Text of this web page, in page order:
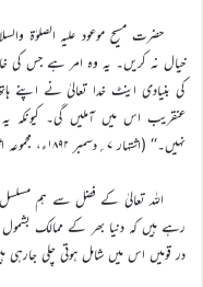
حضرت مسیح موعود علیہ الصلوٰۃ
خیال نہ کریں۔ یہ وہ امر ہے جس کی
کی بنیادی اینٹ خدا تعالیٰ نے اپنے
عنقریب اس میں آملیں گی۔
نہیں۔‘‘ (اشتہار ۷؍دسمبر ۱۸۹۲ء، مجموعہ اشتہارات جلد ۱ صفحہ ۳۶۱، ایڈیشن ۲۰۱۹ء)
اللہ تعالیٰ کے فضل سے ہم مسلسل
رہے ہیں کہ دنیا بھر کے ممالک بشمول
در قومیں اس میں شامل ہوتی چلی جارہی